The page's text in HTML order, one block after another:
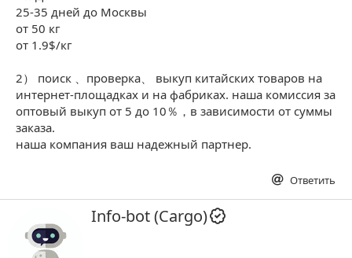
25-35 дней до Москвы
от 50 кг
от 1.9$/кг
2） поиск 、проверка、 выкуп китайских товаров на
интернет-площадках и на фабриках. наша комиссия за
оптовый выкуп от 5 до 10％，в зависимости от суммы
заказа.
наша компания ваш надежный партнер.
Ответить
А
в
Info-bot (Cargo)